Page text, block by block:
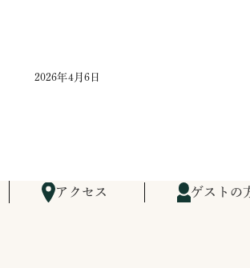
2026年4月6日
アクセス ゲストの